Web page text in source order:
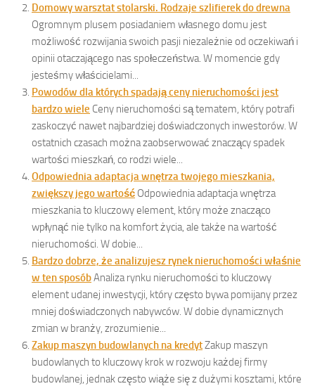
Domowy warsztat stolarski. Rodzaje szlifierek do drewna
Ogromnym plusem posiadaniem własnego domu jest
możliwość rozwijania swoich pasji niezależnie od oczekiwań i
opinii otaczającego nas społeczeństwa. W momencie gdy
jesteśmy właścicielami...
Powodów dla których spadają ceny nieruchomości jest
bardzo wiele Ceny nieruchomości są tematem, który potrafi
zaskoczyć nawet najbardziej doświadczonych inwestorów. W
ostatnich czasach można zaobserwować znaczący spadek
wartości mieszkań, co rodzi wiele...
Odpowiednia adaptacja wnętrza twojego mieszkania,
zwiększy jego wartość Odpowiednia adaptacja wnętrza
mieszkania to kluczowy element, który może znacząco
wpłynąć nie tylko na komfort życia, ale także na wartość
nieruchomości. W dobie...
Bardzo dobrze, że analizujesz rynek nieruchomości właśnie
w ten sposóbAnaliza rynku nieruchomości to kluczowy
element udanej inwestycji, który często bywa pomijany przez
mniej doświadczonych nabywców. W dobie dynamicznych
zmian w branży, zrozumienie...
Zakup maszyn budowlanych na kredytZakup maszyn
budowlanych to kluczowy krok w rozwoju każdej firmy
budowlanej, jednak często wiąże się z dużymi kosztami, które